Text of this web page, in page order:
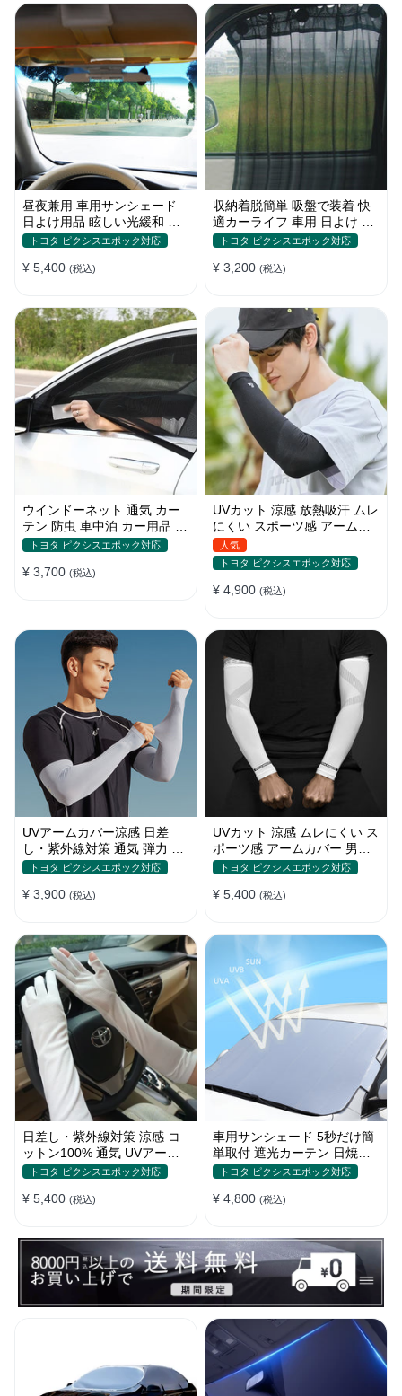
昼夜兼用 車用サンシェード
日よけ用品 眩しい光緩和 長
時間運転 特殊遮光素材
トヨタ ピクシスエポック対応
¥ 5,400 (税込)
収納着脱簡単 吸盤で装着 快
適カーライフ 車用 日よけ 遮
光 UVカット 通気
トヨタ ピクシスエポック対応
¥ 3,200 (税込)
ウインドーネット 通気 カー
テン 防虫 車中泊 カー用品 網
戸 取付簡単
トヨタ ピクシスエポック対応
¥ 3,700 (税込)
UVカット 涼感 放熱吸汗 ムレ
にくい スポーツ感 アームカ
バー 男女汎用
人気
トヨタ ピクシスエポック対応
¥ 4,900 (税込)
UVアームカバー涼感 日差
し・紫外線対策 通気 弾力 ス
ポーツ感 メンズ
トヨタ ピクシスエポック対応
¥ 3,900 (税込)
UVカット 涼感 ムレにくい ス
ポーツ感 アームカバー 男女
汎用 xs-xxl
トヨタ ピクシスエポック対応
¥ 5,400 (税込)
日差し・紫外線対策 涼感 コ
ットン100% 通気 UVアーム
カバー 美活計画
トヨタ ピクシスエポック対応
¥ 5,400 (税込)
車用サンシェード 5秒だけ簡
単取付 遮光カーテン 日焼け
対策 断熱 汎用
トヨタ ピクシスエポック対応
¥ 4,800 (税込)